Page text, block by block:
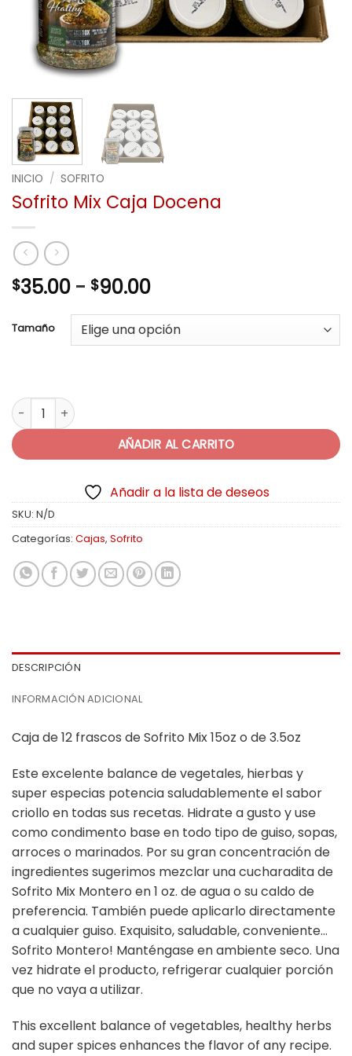
INICIO / SOFRITO
Sofrito Mix Caja Docena
$35.00 - $90.00Rango
precios:
desde
Tamaño
Sofrito Mix Caja Docena cantidad
AÑADIR AL CARRITO
Añadir a la lista de deseos
SKU: N/D
Categorías: Cajas, Sofrito
DESCRIPCIÓN
INFORMACIÓN ADICIONAL
Caja de 12 frascos de Sofrito Mix 15oz o de 3.5oz
Este excelente balance de vegetales, hierbas y
super especias potencia saludablemente el sabor
criollo en todas sus recetas. Hidrate a gusto y use
como condimento base en todo tipo de guiso, sopas,
arroces o marinados. Por su gran concentración de
ingredientes sugerimos mezclar una cucharadita de
Sofrito Mix Montero en 1 oz. de agua o su caldo de
preferencia. También puede aplicarlo directamente
a cualquier guiso. Exquisito, saludable, conveniente…
Sofrito Montero! Manténgase en ambiente seco. Una
vez hidrate el producto, refrigerar cualquier porción
que no vaya a utilizar.
This excellent balance of vegetables, healthy herbs
and super spices enhances the flavor of any recipe.